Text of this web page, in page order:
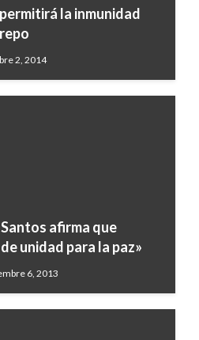
la inmunidad
2, 2014
afirma que
unidad para la paz»
6, 2013